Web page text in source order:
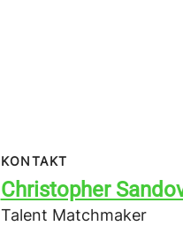
KONTAKT
Christopher
Talent Matchmaker